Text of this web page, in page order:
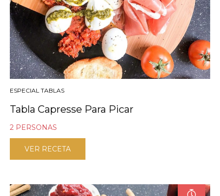
ESPECIAL TABLAS
Tabla Capresse Para Picar
2 PERSONAS
VER RECETA